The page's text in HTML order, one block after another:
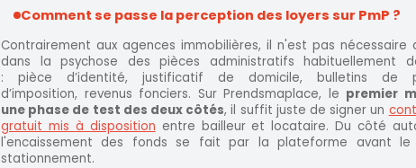
Comment se passe la perception des loyers sur PmP ?
Contrairement aux agences immobilières, il n'est pas nécessaire
dans la psychose des pièces administratifs habituellement
: pièce d’identité, justificatif de domicile, bulletins de
d’imposition, revenus fonciers. Sur Prendsmaplace, le premier
une phase de test des deux côtés, il suffit juste de signer un
gratuit mis à disposition entre bailleur et locataire. Du côté
l'encaissement des fonds se fait par la plateforme avant
stationnement.